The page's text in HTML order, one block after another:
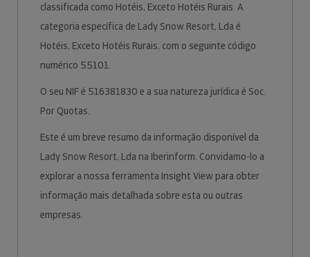
classificada como Hotéis, Exceto Hotéis Rurais. A
categoria específica de Lady Snow Resort, Lda é
Hotéis, Exceto Hotéis Rurais, com o seguinte código
numérico 55101.
O seu NIF é 516381830 e a sua natureza jurídica é Soc.
Por Quotas.
Este é um breve resumo da informação disponível da
Lady Snow Resort, Lda na Iberinform. Convidamo-lo a
explorar a nossa ferramenta Insight View para obter
informação mais detalhada sobre esta ou outras
empresas.